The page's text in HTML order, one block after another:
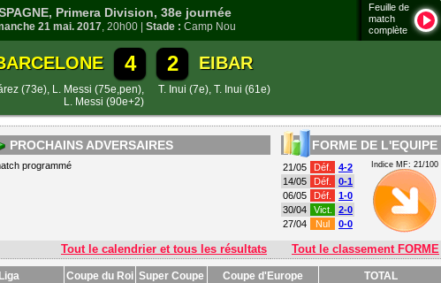
Feuille de
match
complète
Primera Division, 38e journée
21 mai. 2017, 20h00 | Stade : Camp Nou
4 2 EIBAR
(73e), L. Messi (75e,pen),
L. Messi (90e+2)
T. Inui (7e), T. Inui (61e)
PROCHAINS ADVERSAIRES
programmé
FORME DE L'EQUIPE
21/05 Déf.
4-2
14/05
Déf.
0-1
06/05
Déf.
1-0
30/04
Vict.
2-0
27/04
Nul 0-0
Indice MF: 21/100
Tout le calendrier et tous les résultats Tout le classement FORME
Liga Coupe du Roi Super Coupe Coupe d'Europe
TOTAL